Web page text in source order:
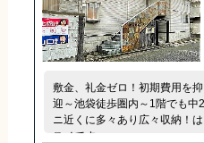
敷金、礼金ゼロ！初期費用を
迎～池袋徒歩圏内～1階でも中
ニ近くに多々あり広々収納！
スメです。